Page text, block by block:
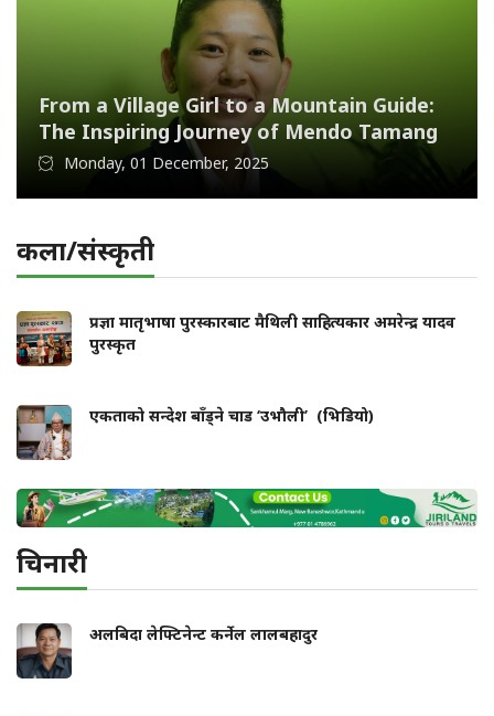
From a Village Girl to a Mountain Guide:
The Inspiring Journey of Mendo Tamang
Monday, 01 December, 2025
कला/संस्कृती
प्रज्ञा मातृभाषा पुरस्कारबाट मैथिली साहित्यकार अमरेन्द्र यादव
पुरस्कृत
एकताको सन्देश बाँड्ने चाड ‘उभौली’ (भिडियो)
चिनारी
अलबिदा लेफ्टिनेन्ट कर्नेल लालबहादुर